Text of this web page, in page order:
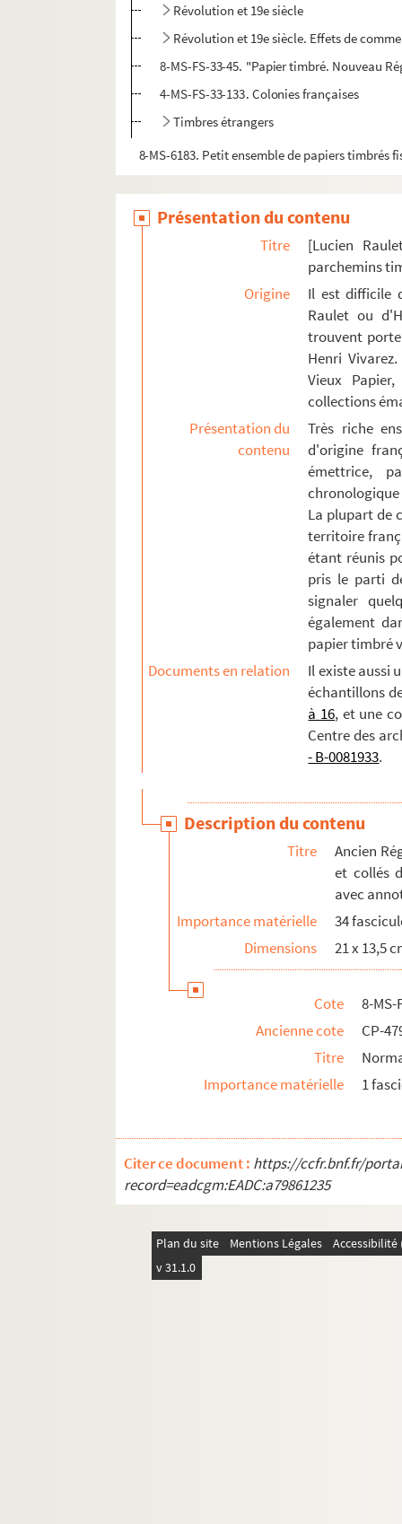
Révolution et 19e siècle
Révolution et 19e siècle. Effets de
8-MS-FS-33-45. "Papier timbré. Nouveau
4-MS-FS-33-133. Colonies françaises
Timbres étrangers
8-MS-6183. Petit ensemble de papiers timbrés
Présentation du contenu
Titre
[Lucien
parchemins
Origine
Il est difficile
Raulet ou
trouvent
Henri
Vieux
collections
Présentation du
contenu
Très riche
d'origine
émettrice,
La plupart de
territoire
étant réunis
pris le parti
signaler
également
papier timbré
Documents en relation
Il existe aussi
échantillons
à 16, et une
Centre des
- B-0081933.
Description du contenu
Titre
Ancien
et collés
avec
Importance matérielle
34
Dimensions
21 x 13,5
Cote
8-MS-
Ancienne cote
CP-
Titre
Importance matérielle
1
Citer ce document : https://ccfr.bnf.fr/
record=eadcgm:EADC:a79861235
Plan du site Mentions Légales
v 31.1.0